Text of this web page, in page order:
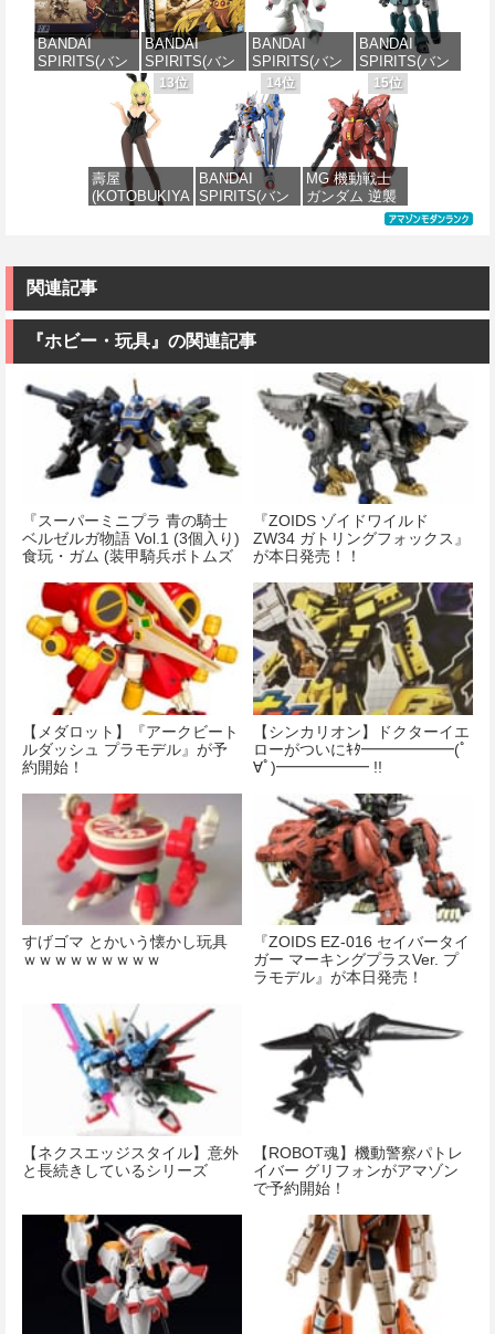
分け済みプラ
モデル
価格：¥4,500
星仕様) 1/144
スケール 色分
け済みプラモ
デル
価格：¥2,180
ア・キャスタ
ー 色分け済み
プラモデル
価格：¥7,800
(機動戦士ガン
ダム)
価格：¥2,300
BANDAI
SPIRITS(バン
ダイ スピリッ
(ガルマ専用機)
(機動戦士ガン
価格：¥2,982
BANDAI
SPIRITS(バン
ダイ スピリッ
ツ) HGUC 機動
戦士ガンダム
MSM-03 ゴッ
グ 1/144スケー
ル 色分け済み
プラモデル
BANDAI
SPIRITS(バン
ダイ スピリッ
ツ) HGUC 195
機動戦士Zガン
ダム キュベレ
イ 1/144スケー
ル 色分け済み
プラモデル
BANDAI
SPIRITS(バン
ダイ スピリッ
ツ) HG 機動新
世紀ガンダムX
ガンダムレオ
パルド 1/144ス
ケール 色分け
済みプラモデ
ル
13位
壽屋
(KOTOBUKIYA
I〈Bunny
Style〉 全高約
ケール プラモ
デル
価格：¥11,800
14位
BANDAI
SPIRITS(バン
機動戦士ガン
アリアル 1/100
スケール 色分
け済みプラモ
価格：¥4,280
15位
MG 機動戦士
ガンダム 逆襲
のシャア MSN-
ケール 色分け
関連記事
『ホビー・玩具』の関連記事
『スーパーミニプラ 青の騎士
ベルゼルガ物語 Vol.1 (3個入り)
食玩・ガム (装甲騎兵ボトムズ
版)』が予約開始！
『ZOIDS ゾイドワイルド
ZW34 ガトリングフォックス』
が本日発売！！
【メダロット】『アークビート
ルダッシュ プラモデル』が予
約開始！
【シンカリオン】ドクターイエ
ローがついにｷﾀ━━━━━━(ﾟ
∀ﾟ)━━━━━━ !!
すげゴマ とかいう懐かし玩具
ｗｗｗｗｗｗｗｗｗ
『ZOIDS EZ-016 セイバータイ
ガー マーキングプラスVer. プ
ラモデル』が本日発売！
【ネクスエッジスタイル】意外
と長続きしているシリーズ
【ROBOT魂】機動警察パトレ
イバー グリフォンがアマゾン
で予約開始！